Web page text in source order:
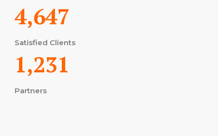
4,647
Satisfied Clients
1,231
Partners